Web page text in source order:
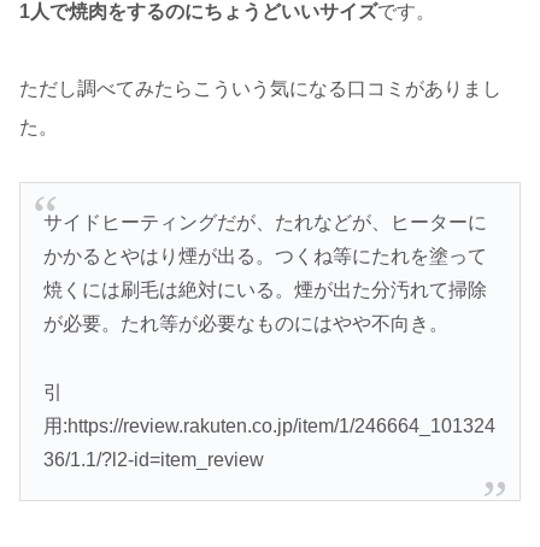
1人で焼肉をするのにちょうどいいサイズです。
ただし調べてみたらこういう気になる口コミがありまし
た。
サイドヒーティングだが、たれなどが、ヒーターに
かかるとやはり煙が出る。つくね等にたれを塗って
焼くには刷毛は絶対にいる。煙が出た分汚れて掃除
が必要。たれ等が必要なものにはやや不向き。
引
用:https://review.rakuten.co.jp/item/1/246664_101324
36/1.1/?l2-id=item_review